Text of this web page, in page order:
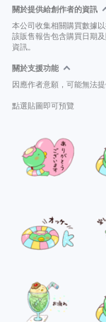
關於提供給創作者的資訊
本公司收集相關購買數據
該販售報告包含購買日期
資訊。
關於支援功能
因應作者意願，可能無法提
點選貼圖即可預覽